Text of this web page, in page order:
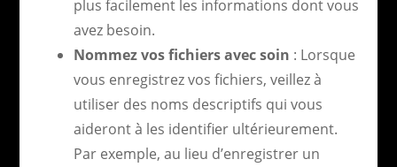
plus facilement les informations dont vous
avez besoin.
Nommez vos fichiers avec soin : Lorsque
vous enregistrez vos fichiers, veillez à
utiliser des noms descriptifs qui vous
aideront à les identifier ultérieurement.
Par exemple, au lieu d’enregistrer un